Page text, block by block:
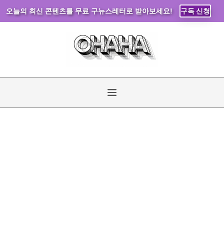
오늘의 최신 콘텐츠를 무료 구뉴스레터로 받아보세요! 구독 신청
건
메